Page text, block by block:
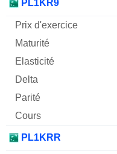
PL1KR9
PL1KRR